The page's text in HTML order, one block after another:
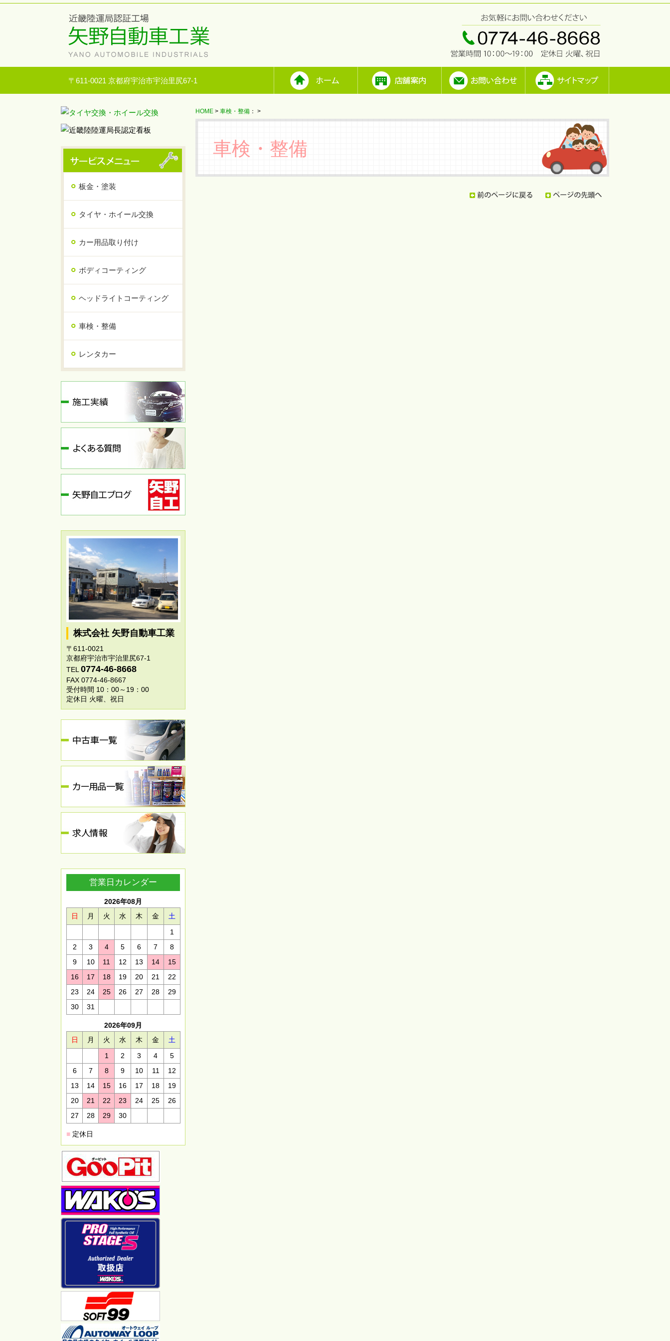
〒611-0021 京都府宇治市宇治里尻67-1
HOME > 車検・整備 ： >
車検・整備
板金・塗装
タイヤ・ホイール交換
カー用品取り付け
ボディコーティング
ヘッドライトコーティング
車検・整備
レンタカー
株式会社 矢野自動車工業
〒611-0021
京都府宇治市宇治里尻67-1
TEL0774-46-8668
FAX 0774-46-8667
受付時間 10：00～19：00
定休日 火曜、祝日
営業日カレンダー
2026年08月
日
月 火 水 木 金
土
1
2
3 4 5 6 7
8
9
10 11 12 13 14
15
16
17 18 19 20 21
22
23
24 25 26 27 28
29
30
31
2026年09月
日
月 火 水 木 金
土
1
2 3 4
5
6
7 8 9 10 11
12
13
14 15 16 17 18
19
20
21 22 23 24 25
26
27
28 29 30
■ 定休日